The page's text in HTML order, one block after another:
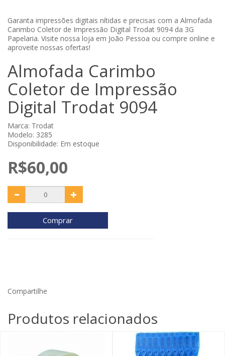
Garanta impressões digitais nítidas e precisas com a Almofada
Carimbo Coletor de Impressão Digital Trodat 9094 da 3G
Papelaria. Visite nossa loja em João Pessoa ou compre online e
aproveite nossas ofertas!
Almofada Carimbo
Coletor de Impressão
Digital Trodat 9094
Marca: Trodat
Modelo: 3285
Disponibilidade: Em estoque
R$60,00
Comprar
Compartilhe
Produtos relacionados